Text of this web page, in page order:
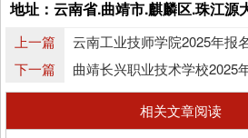
地址：云南省.曲靖市.麒麟区.珠江源
上一篇
云南工业技师学院2025年报
下一篇
曲靖长兴职业技术学校2025
相关文章阅读